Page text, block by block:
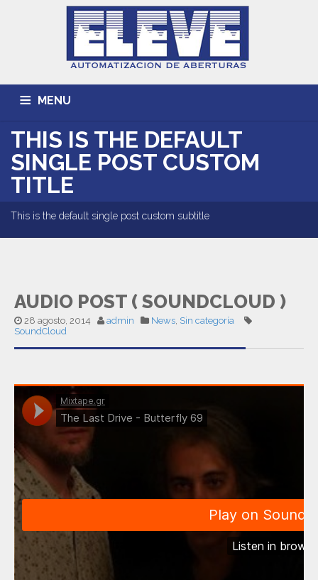
MENU
INICIO ACERCA DE TRABAJOS REALIZADOS
CONTACTO
THIS IS THE DEFAULT
SINGLE POST CUSTOM
TITLE
This is the default single post custom subtitle
AUDIO POST ( SOUNDCLOUD )
28 agosto, 2014 admin News, Sin categoría
SoundCloud